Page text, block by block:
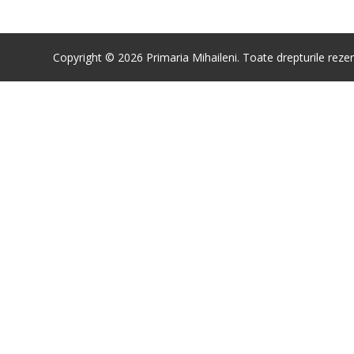
Copyright © 2026 Primaria Mihaileni. Toate drepturile